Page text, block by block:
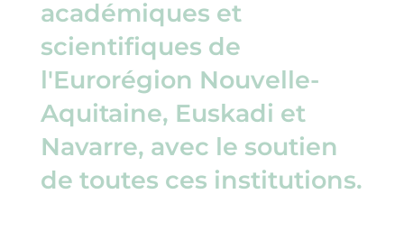
académiques et
scientifiques de
l'Eurorégion Nouvelle-
Aquitaine, Euskadi et
Navarre, avec le soutien
de toutes ces institutions.